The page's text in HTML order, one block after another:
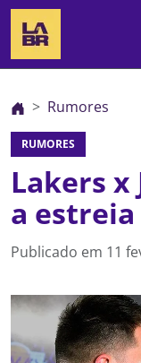
Rumores
RUMORES
Lakers x
a
Publicado em 11